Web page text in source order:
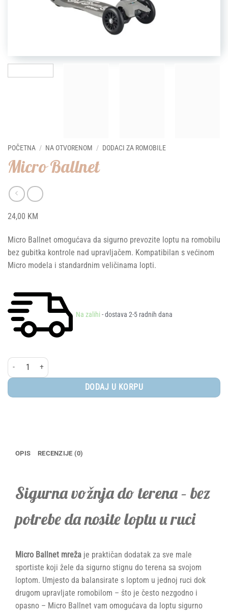
POČETNA / NA OTVORENOM / DODACI ZA ROMOBILE
Micro Ballnet
24,00 KM
Micro Ballnet omogućava da sigurno prevozite loptu na romobilu
bez gubitka kontrole nad upravljačem. Kompatibilan s većinom
Micro modela i standardnim veličinama lopti.
Na zalihi - dostava 2-5 radnih dana
Micro Ballnet količina
DODAJ U KORPU
OPIS RECENZIJE (0)
Sigurna vožnja do terena – bez
potrebe da nosite loptu u ruci
Micro Ballnet mreža je praktičan dodatak za sve male
sportiste koji žele da sigurno stignu do terena sa svojom
loptom. Umjesto da balansirate s loptom u jednoj ruci dok
drugom upravljate romobilom – što je često nezgodno i
opasno – Micro Ballnet vam omogućava da loptu sigurno